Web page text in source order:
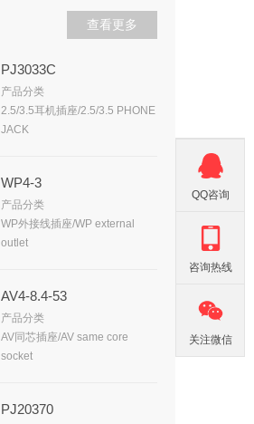
查看更多
PJ3033C
产品分类
2.5/3.5耳机插座/2.5/3.5 PHONE
JACK
WP4-3
产品分类
WP外接线插座/WP external
outlet
AV4-8.4-53
产品分类
AV同芯插座/AV same core
socket
PJ20370
QQ咨询
咨询热线
关注微信